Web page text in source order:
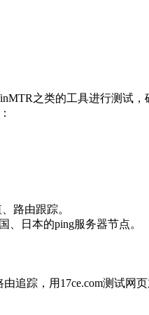
之类的工具进行测试，
路由跟踪。
、日本的ping服务器节点。
踪，用17ce.com测试网